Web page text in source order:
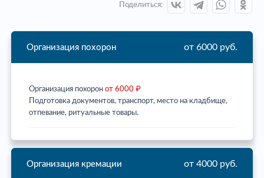
Поделиться:
Организация похорон от 6000 руб.
Организация похорон от 6000 ₽
Подготовка документов, транспорт, место на кладбище,
отпевание, ритуальные товары.
Организация кремации от 4000 руб.